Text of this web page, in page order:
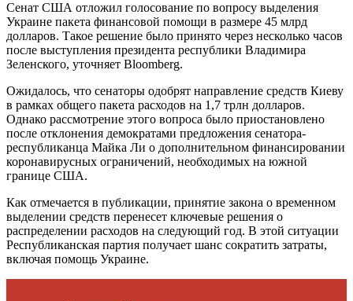
Сенат США отложил голосование по вопросу выделения
Украине пакета финансовой помощи в размере 45 млрд
долларов. Такое решение было принято через несколько часов
после выступления президента республики Владимира
Зеленского, уточняет Bloomberg.
Ожидалось, что сенаторы одобрят направление средств Киеву
в рамках общего пакета расходов на 1,7 трлн долларов.
Однако рассмотрение этого вопроса было приостановлено
после отклонения демократами предложения сенатора-
республиканца Майка Ли о дополнительном финансировании
коронавирусных ограничений, необходимых на южной
границе США.
Как отмечается в публикации, принятие закона о временном
выделении средств перенесет ключевые решения о
распределении расходов на следующий год. В этой ситуации
Республиканская партия получает шанс сократить затраты,
включая помощь Украине.